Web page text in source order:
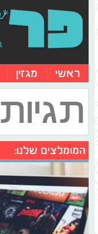
ראשי מגזין
תגיות
המומלצים שלנו: